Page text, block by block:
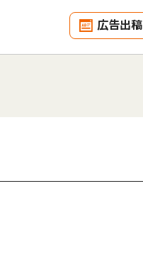
広告出稿